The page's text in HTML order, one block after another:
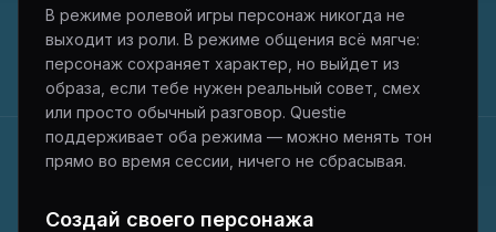
В режиме ролевой игры персонаж никогда не
выходит из роли. В режиме общения всё мягче:
персонаж сохраняет характер, но выйдет из
образа, если тебе нужен реальный совет, смех
или просто обычный разговор. Questie
поддерживает оба режима — можно менять тон
прямо во время сессии, ничего не сбрасывая.
Создай своего персонажа